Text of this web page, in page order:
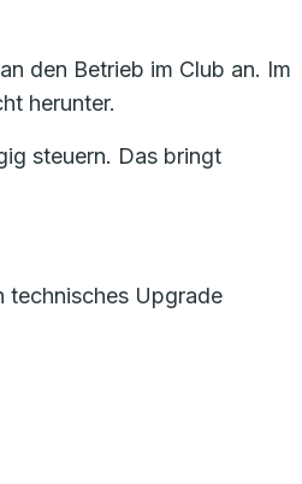
den Betrieb im Club an. Im
herunter.
steuern. Das bringt
technisches Upgrade